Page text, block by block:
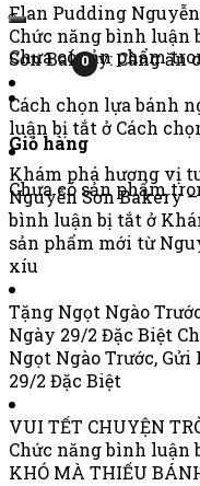
Chưa có sản phẩm
0
Giỏ hàng
Chưa có sản phẩm
Flan Pudding
Chức năng bình luận
Sơn Bakery: Càng ăn
Cách chọn lựa bánh
luận bị tắtở Cách
Khám phá hương vị
Nguyễn Sơn Bakery
bình luận bị tắtở
sản phẩm mới từ
xíu
Tặng Ngọt Ngào
Ngày 29/2 Đặc Biệt
Ngọt Ngào Trước, Gửi
29/2 Đặc Biệt
VUI TẾT CHUYỆN
Chức năng bình luận
KHÓ MÀ THIẾU